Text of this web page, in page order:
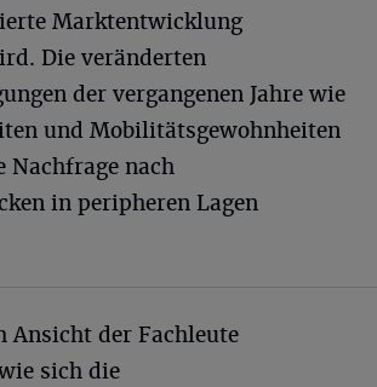
Marktentwicklung
Die veränderten
der vergangenen Jahre wie
und Mobilitätsgewohnheiten
Nachfrage nach
in peripheren Lagen
Ansicht der Fachleute
sich die